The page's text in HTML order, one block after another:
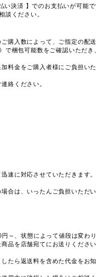
決済 】でのお支払いが可能で
談ください。
購入数によって、ご指定の配
で梱包可能数をご確認いただき
料金をご購入者様にご負担いた
絡ください。
速に対応させていただきます
合は、いったんご負担いただ
～、状態によって値段は変わり
品を店舗宛てにお送りくださ
たら返送料を含めた代金をお